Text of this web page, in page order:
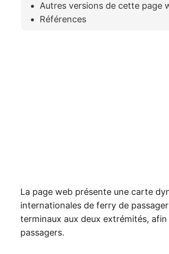
Autres versions de cette page
Références
La page web présente une carte
internationales de ferry de
terminaux aux deux extrémités,
passagers.